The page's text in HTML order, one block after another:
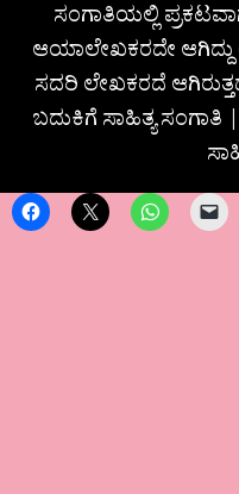
ಸಂಗಾತಿಯಲ್ಲಿ
ಆಯಾಲೇಖಕರದೇ
ಸದರಿ ಲೇಖಕರದೆ
ಬದುಕಿಗೆ ಸಾಹಿತ್ಯ